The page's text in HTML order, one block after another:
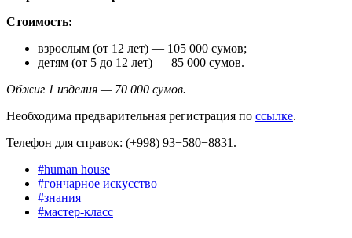
Стоимость:
взрослым (от 12 лет) — 105 000 сумов;
детям (от 5 до 12 лет) — 85 000 сумов.
Обжиг 1 изделия — 70 000 сумов.
Необходима предварительная регистрация по ссылке.
Телефон для справок: (+998) 93−580−8831.
#human house
#гончарное искусство
#знания
#мастер-класс